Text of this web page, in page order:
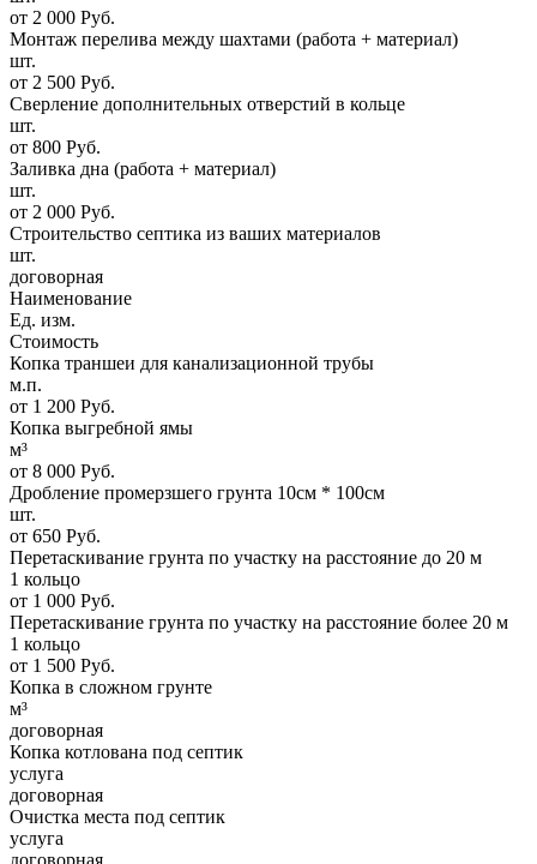
от 2 000 Руб.
Монтаж перелива между шахтами (работа + материал)
шт.
от 2 500 Руб.
Сверление дополнительных отверстий в кольце
шт.
от 800 Руб.
Заливка дна (работа + материал)
шт.
от 2 000 Руб.
Строительство септика из ваших материалов
шт.
договорная
Наименование
Ед. изм.
Стоимость
Копка траншеи для канализационной трубы
м.п.
от 1 200 Руб.
Копка выгребной ямы
м³
от 8 000 Руб.
Дробление промерзшего грунта 10см * 100см
шт.
от 650 Руб.
Перетаскивание грунта по участку на расстояние до 20 м
1 кольцо
от 1 000 Руб.
Перетаскивание грунта по участку на расстояние более 20 м
1 кольцо
от 1 500 Руб.
Копка в сложном грунте
м³
договорная
Копка котлована под септик
услуга
договорная
Очистка места под септик
услуга
договорная